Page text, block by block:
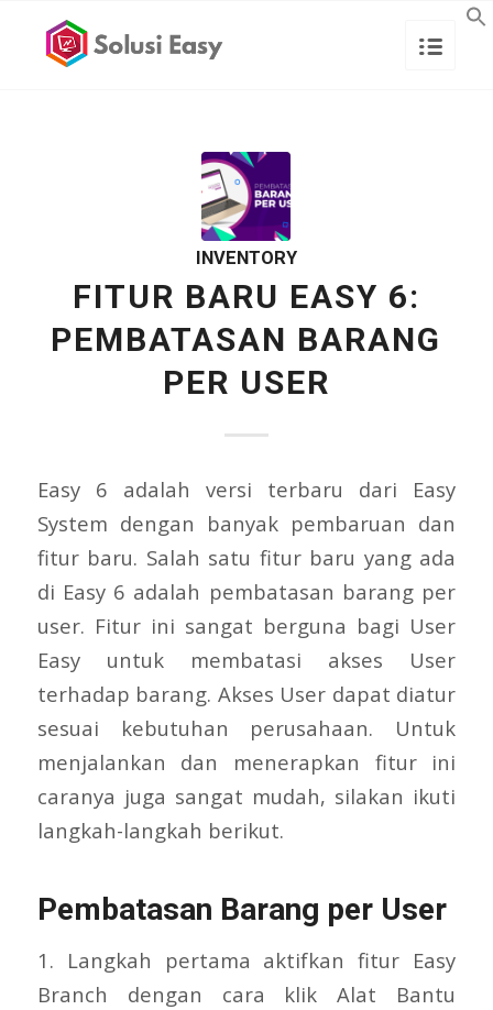
INVENTORY
FITUR BARU EASY 6:
PEMBATASAN BARANG
PER USER
Easy 6 adalah versi terbaru dari Easy
System dengan banyak pembaruan dan
fitur baru. Salah satu fitur baru yang ada
di Easy 6 adalah pembatasan barang per
user. Fitur ini sangat berguna bagi User
Easy untuk membatasi akses User
terhadap barang. Akses User dapat diatur
sesuai kebutuhan perusahaan. Untuk
menjalankan dan menerapkan fitur ini
caranya juga sangat mudah, silakan ikuti
langkah-langkah berikut.
Pembatasan Barang per User
1. Langkah pertama aktifkan fitur Easy
Branch dengan cara klik Alat Bantu